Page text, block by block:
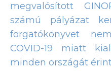
megvalósított
számú pályázat
forgatókönyvet
COVID-19 miatt
minden országát